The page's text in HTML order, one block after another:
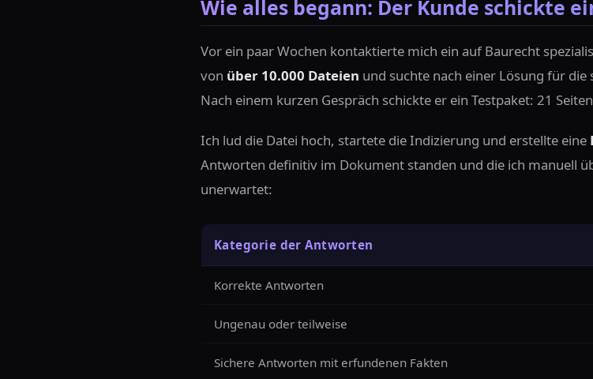
Wie alles begann: Der Kunde schickte
Vor ein paar Wochen kontaktierte mich ein auf Baurecht
von über 10.000 Dateien und suchte nach einer Lösung für
Nach einem kurzen Gespräch schickte er ein Testpaket: 21
Ich lud die Datei hoch, startete die Indizierung und erstellte eine
Antworten definitiv im Dokument standen und die ich manuell
unerwartet:
Kategorie der Antworten
Korrekte Antworten
Ungenau oder teilweise
Sichere Antworten mit erfundenen Fakten